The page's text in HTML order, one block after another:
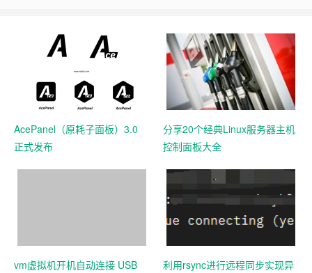
AcePanel（原耗子面板）3.0
正式发布
分享20个经典Linux服务器主机
控制面板大全
vm虚拟机开机自动连接 USB
利用rsync进行远程同步实现异